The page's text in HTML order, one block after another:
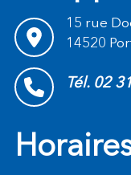
15 rue
14520
Tél. 02